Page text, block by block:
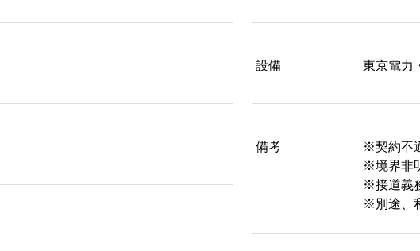
設備 東京電力
備考
※契約不
※境界非
※接道義
※別途、